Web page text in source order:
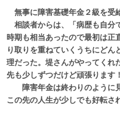
無事に障害基礎年金２級を受
相談者からは、「病歴も自分
時期も相当あったので最初は正
り取りを重ねていくうちにどん
理だった。堤さんがやってくれ
先も少しずつだけど頑張ります
障害年金は終わりのように見
この先の人生が少しでも好転さ